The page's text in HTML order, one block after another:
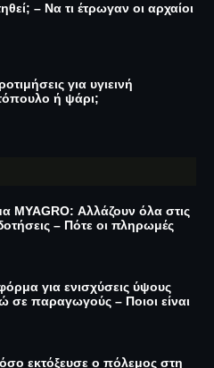
– Να τι έτρωγαν οι αρχαίοι
για υγιεινή
ή ψάρι;
MYAGRO: Αλλάζουν όλα στις
– Πότε οι πληρωμές
για ενισχύσεις ύψους
σε παραγωγούς – Ποιοι είναι
εκτόξευσε ο πόλεμος στη